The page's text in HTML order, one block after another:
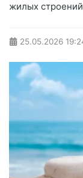
жилых
25.05.2026